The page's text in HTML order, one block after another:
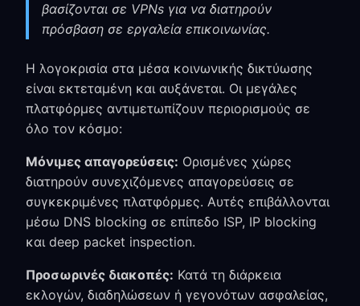
βασίζονται σε VPNs για να διατηρούν
πρόσβαση σε εργαλεία επικοινωνίας.
Η λογοκρισία στα μέσα κοινωνικής δικτύωσης
είναι εκτεταμένη και αυξάνεται. Οι μεγάλες
πλατφόρμες αντιμετωπίζουν περιορισμούς σε
όλο τον κόσμο:
Μόνιμες απαγορεύσεις: Ορισμένες χώρες
διατηρούν συνεχιζόμενες απαγορεύσεις σε
συγκεκριμένες πλατφόρμες. Αυτές επιβάλλονται
μέσω DNS blocking σε επίπεδο ISP, IP blocking
και deep packet inspection.
Προσωρινές διακοπές: Κατά τη διάρκεια
εκλογών, διαδηλώσεων ή γεγονότων ασφαλείας,